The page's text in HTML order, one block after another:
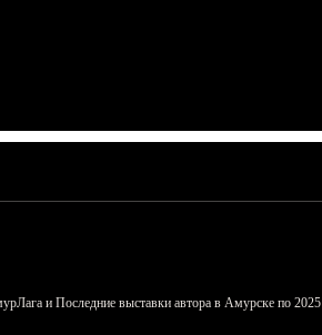
и Последние выставки автора в Амурске по 2025